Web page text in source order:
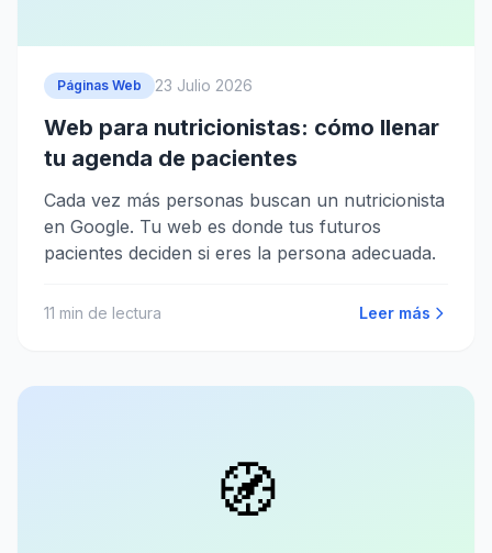
Páginas Web 23 Julio 2026
Web para nutricionistas: cómo llenar
tu agenda de pacientes
Cada vez más personas buscan un nutricionista
en Google. Tu web es donde tus futuros
pacientes deciden si eres la persona adecuada.
11 min de lectura Leer más
🧭